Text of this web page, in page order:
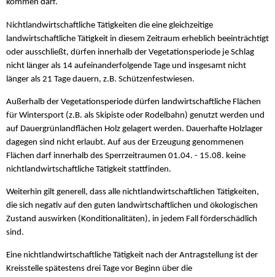
kommen darf.
Nichtlandwirtschaftliche Tätigkeiten die eine gleichzeitige
landwirtschaftliche Tätigkeit in diesem Zeitraum erheblich beeinträchtigt
oder ausschließt, dürfen innerhalb der Vegetationsperiode je Schlag
nicht länger als 14 aufeinanderfolgende Tage und insgesamt nicht
länger als 21 Tage dauern, z.B. Schützenfestwiesen.
Außerhalb der Vegetationsperiode dürfen landwirtschaftliche Flächen
für Wintersport (z.B. als Skipiste oder Rodelbahn) genutzt werden und
auf Dauergrünlandflächen Holz gelagert werden. Dauerhafte Holzlager
dagegen sind nicht erlaubt. Auf aus der Erzeugung genommenen
Flächen darf innerhalb des Sperrzeitraumen 01.04. - 15.08. keine
nichtlandwirtschaftliche Tätigkeit stattfinden.
Weiterhin gilt generell, dass alle nichtlandwirtschaftlichen Tätigkeiten,
die sich negativ auf den guten landwirtschaftlichen und ökologischen
Zustand auswirken (Konditionalitäten), in jedem Fall förderschädlich
sind.
Eine nichtlandwirtschaftliche Tätigkeit nach der Antragstellung ist der
Kreisstelle spätestens drei Tage vor Beginn über die